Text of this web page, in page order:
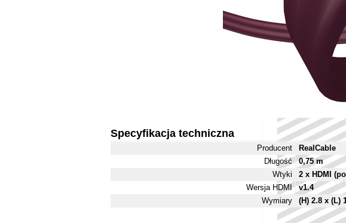
Specyfikacja techniczna
Producent
RealCable
Długość
0,75 m
Wtyki
2 x HDMI
Wersja HDMI
v1.4
Wymiary
(H) 2.8 x (L)